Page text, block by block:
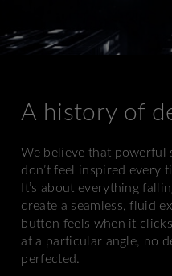
A history of
We believe that powerful
don’t feel inspired every
It’s about everything
create a seamless, fluid
button feels when it
at a particular angle, no
perfected.